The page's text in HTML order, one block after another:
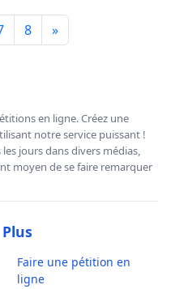
8 »
en ligne. Créez une
notre service puissant !
jours dans divers médias,
moyen de se faire remarquer
Plus
Faire une pétition en
ligne